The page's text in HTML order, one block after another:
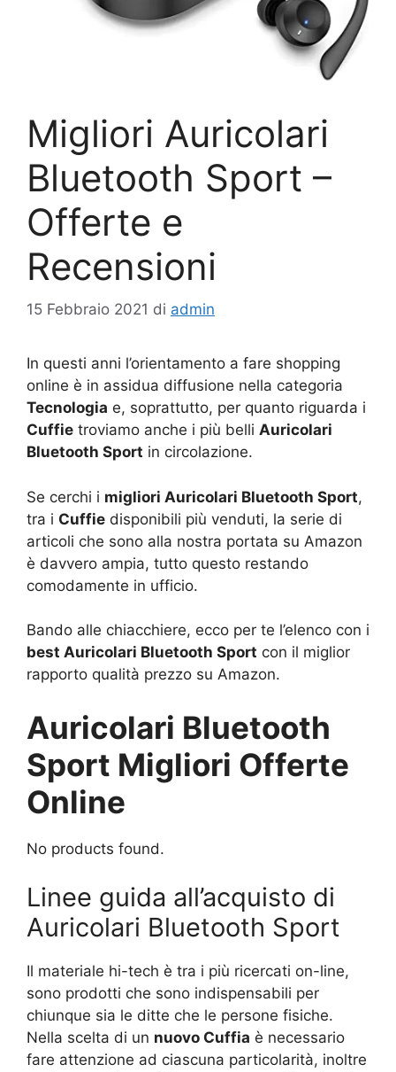
Migliori Auricolari
Bluetooth Sport –
Offerte e
Recensioni
15 Febbraio 2021 di admin
In questi anni l’orientamento a fare shopping
online è in assidua diffusione nella categoria
Tecnologia e, soprattutto, per quanto riguarda i
Cuffie troviamo anche i più belli Auricolari
Bluetooth Sport in circolazione.
Se cerchi i migliori Auricolari Bluetooth Sport,
tra i Cuffie disponibili più venduti, la serie di
articoli che sono alla nostra portata su Amazon
è davvero ampia, tutto questo restando
comodamente in ufficio.
Bando alle chiacchiere, ecco per te l’elenco con i
best Auricolari Bluetooth Sport con il miglior
rapporto qualità prezzo su Amazon.
Auricolari Bluetooth
Sport Migliori Offerte
Online
No products found.
Linee guida all’acquisto di
Auricolari Bluetooth Sport
Il materiale hi-tech è tra i più ricercati on-line,
sono prodotti che sono indispensabili per
chiunque sia le ditte che le persone fisiche.
Nella scelta di un nuovo Cuffia è necessario
fare attenzione ad ciascuna particolarità, inoltre